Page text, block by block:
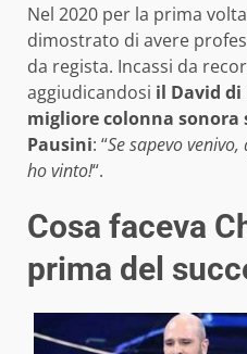
Nel 2020 per la prima
dimostrato di avere
da regista. Incassi da
aggiudicandosi il David
migliore colonna sonora
Pausini: “Se sapevo
ho vinto!“.
Cosa faceva
prima del